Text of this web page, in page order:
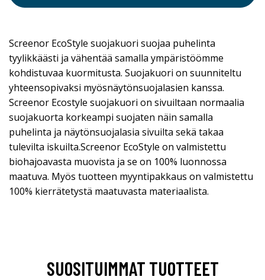
Screenor EcoStyle suojakuori suojaa puhelinta
tyylikkäästi ja vähentää samalla ympäristöömme
kohdistuvaa kuormitusta. Suojakuori on suunniteltu
yhteensopivaksi myösnäytönsuojalasien kanssa.
Screenor Ecostyle suojakuori on sivuiltaan normaalia
suojakuorta korkeampi suojaten näin samalla
puhelinta ja näytönsuojalasia sivuilta sekä takaa
tulevilta iskuilta.Screenor EcoStyle on valmistettu
biohajoavasta muovista ja se on 100% luonnossa
maatuva. Myös tuotteen myyntipakkaus on valmistettu
100% kierrätetystä maatuvasta materiaalista.
SUOSITUIMMAT TUOTTEET